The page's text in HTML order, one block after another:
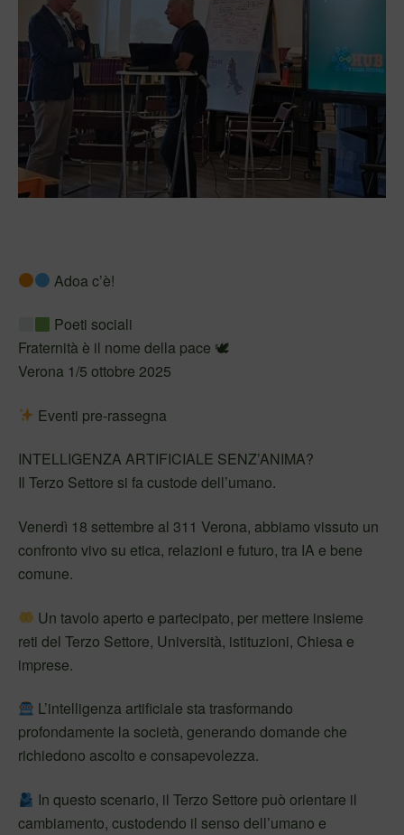
Adoa c’è!
Poeti sociali
Fraternità è il nome della pace 🕊
Verona 1/5 ottobre 2025
Eventi pre-rassegna
INTELLIGENZA ARTIFICIALE SENZ’ANIMA?
Il Terzo Settore si fa custode dell’umano.
Venerdì 18 settembre al 311 Verona, abbiamo vissuto un
confronto vivo su etica, relazioni e futuro, tra IA e bene
comune.
Un tavolo aperto e partecipato, per mettere insieme
reti del Terzo Settore, Università, istituzioni, Chiesa e
imprese.
L’intelligenza artificiale sta trasformando
profondamente la società, generando domande che
richiedono ascolto e consapevolezza.
In questo scenario, il Terzo Settore può orientare il
cambiamento, custodendo il senso dell’umano e